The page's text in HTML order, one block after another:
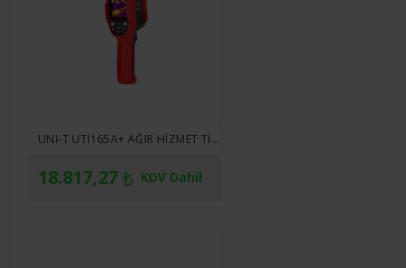
UNI-T UTI165A+ AĞIR HIZMET TIPI TERMAL KAMERA
18.817,27 KDV Dahil